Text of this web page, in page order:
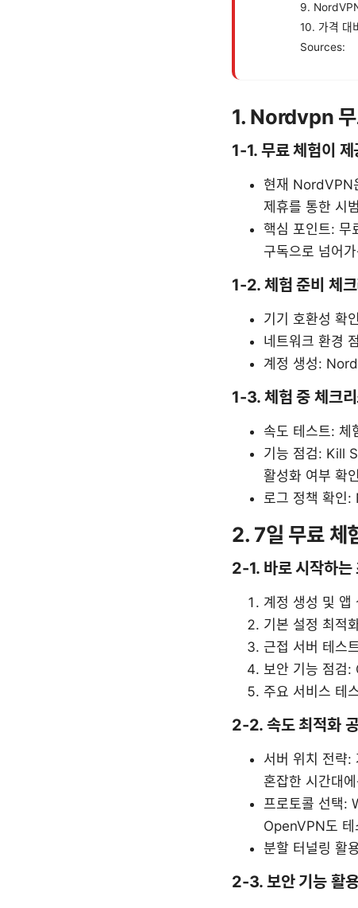
9.
10. 가격 대
Sources:
1. Nordvpn 무
1-1. 무료 체험이
현재 NordVPN
제휴를 통한 시
핵심 포인트: 무
구독으로 넘어
1-2. 체험 준비 체
기기 호환성 확
네트워크 환경
계정 생성:
1-3. 체험 중 체크
속도 테스트: 체
기능 점검: Kill
활성화 여부 확
로그 정책 확인:
2. 7일 무료 체
2-1. 바로 시작하는
계정 생성 및 앱
기본 설정 최적
근접 서버 테스
보안 기능 점검
주요 서비스 테
2-2. 속도 최적화
서버 위치 전략:
혼잡한 시간대
프로토콜 선택:
OpenVPN도 테
분할 터널링 활
2-3. 보안 기능 활